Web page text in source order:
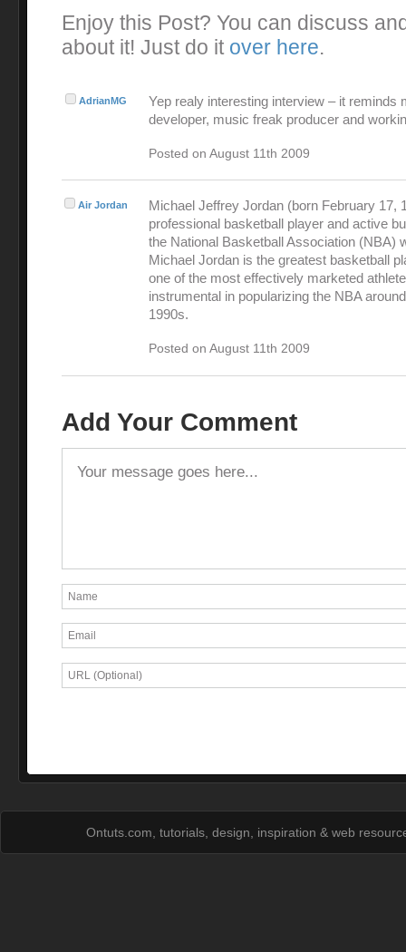
Enjoy this Post? You can discuss
about it! Just do it over here.
AdrianMG
Yep realy interesting interview – it reminds
developer, music freak producer and
Posted on August 11th 2009
Air Jordan
Michael Jeffrey Jordan (born February 17,
professional basketball player and active
the National Basketball Association (NBA)
Michael Jordan is the greatest basketball
one of the most effectively marketed
instrumental in popularizing the NBA
1990s.
Posted on August 11th 2009
Add Your Comment
Ontuts.com, tutorials, design, inspiration & web